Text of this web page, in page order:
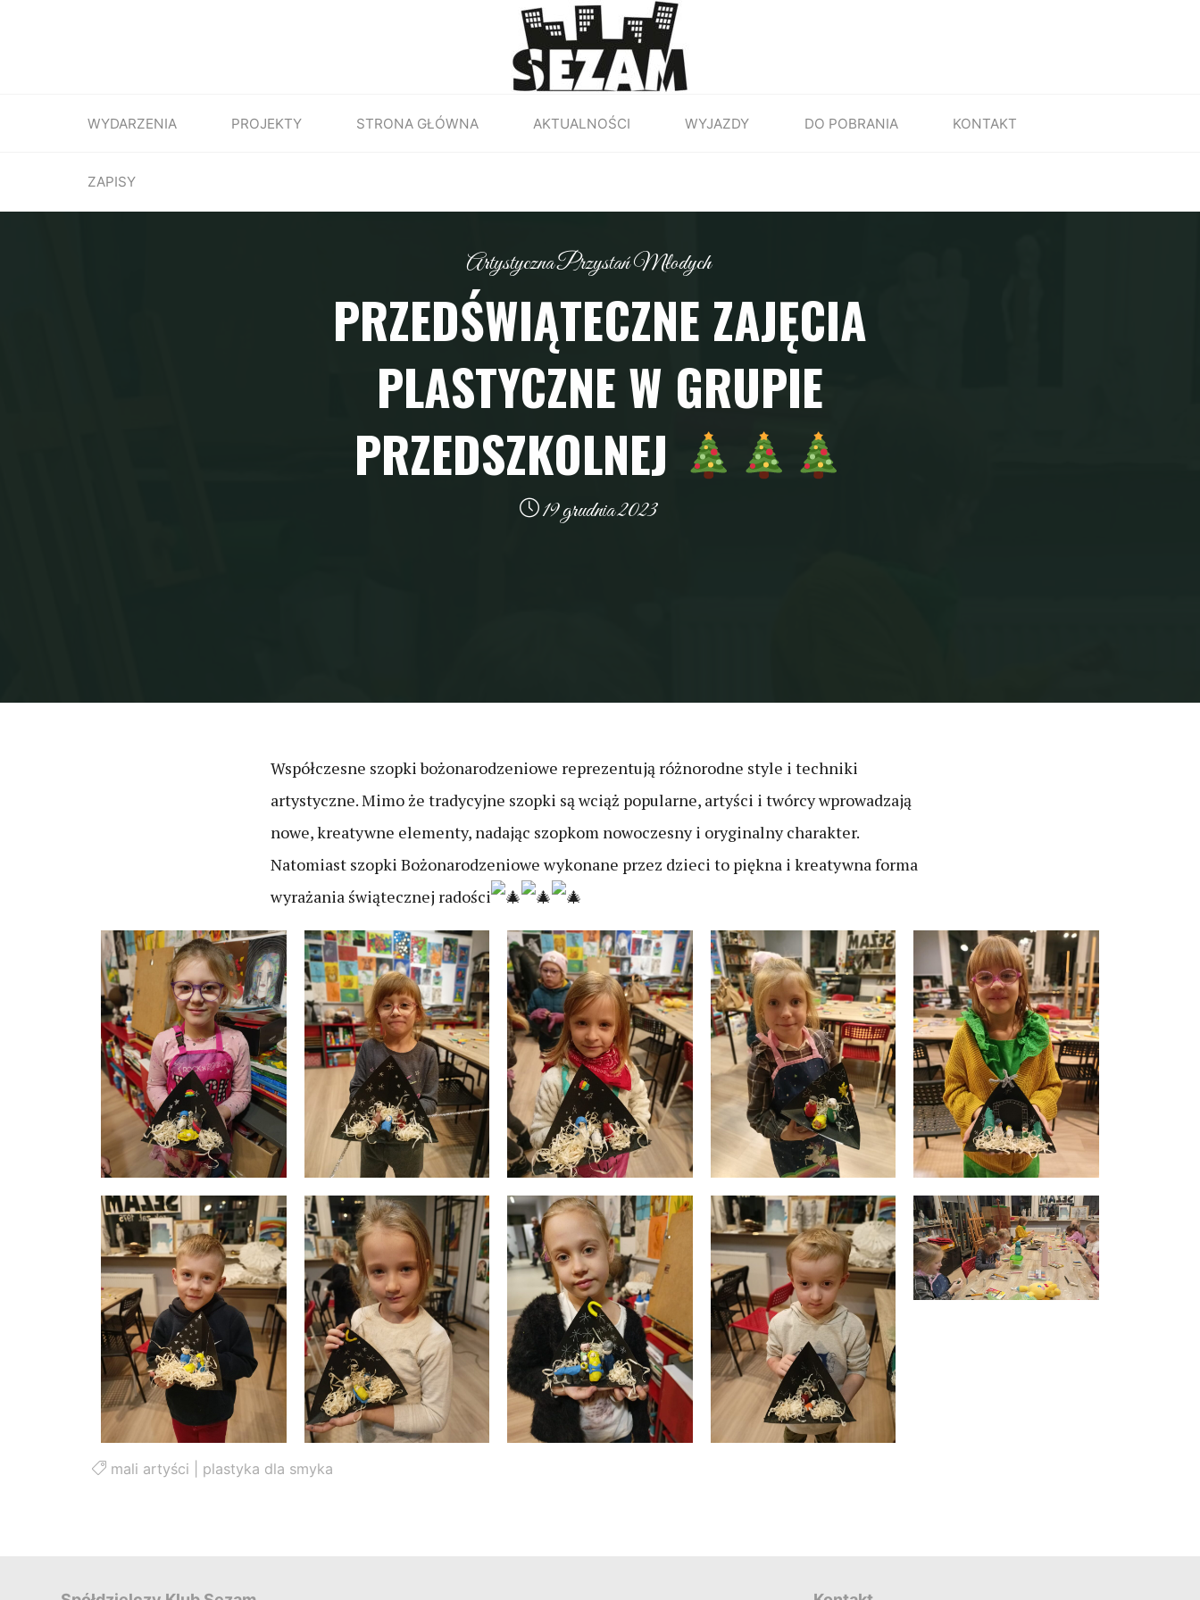
WYDARZENIA PROJEKTY STRONA GŁÓWNA AKTUALNOŚCI WYJAZDY DO POBRANIA KONTAKT
ZAPISY
Artystyczna Przystań Młodych
PRZEDŚWIĄTECZNE ZAJĘCIA
PLASTYCZNE W GRUPIE
PRZEDSZKOLNEJ
19 grudnia 2023
Współczesne szopki bożonarodzeniowe reprezentują różnorodne style i techniki
artystyczne. Mimo że tradycyjne szopki są wciąż popularne, artyści i twórcy wprowadzają
nowe, kreatywne elementy, nadając szopkom nowoczesny i oryginalny charakter.
Natomiast szopki Bożonarodzeniowe wykonane przez dzieci to piękna i kreatywna forma
wyrażania świątecznej radości
mali artyści plastyka dla smyka